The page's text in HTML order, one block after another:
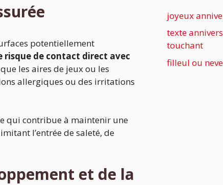
potentiellement
risque de contact direct avec
les aires de jeux ou les
allergiques ou des irritations
qui contribue à maintenir une
l’entrée de saleté, de
et de la
joyeux
texte
touchant
filleul ou